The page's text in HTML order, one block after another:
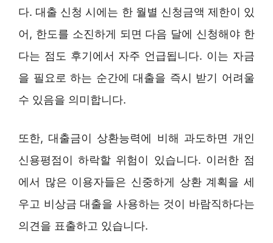
다. 대출 신청 시에는 한 월별 신청금액 제한이 있
어, 한도를 소진하게 되면 다음 달에 신청해야 한
다는 점도 후기에서 자주 언급됩니다. 이는 자금
을 필요로 하는 순간에 대출을 즉시 받기 어려울
수 있음을 의미합니다.
또한, 대출금이 상환능력에 비해 과도하면 개인
신용평점이 하락할 위험이 있습니다. 이러한 점
에서 많은 이용자들은 신중하게 상환 계획을 세
우고 비상금 대출을 사용하는 것이 바람직하다는
의견을 표출하고 있습니다.